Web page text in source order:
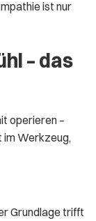
ist nur
– das
operieren –
im Werkzeug,
Grundlage trifft